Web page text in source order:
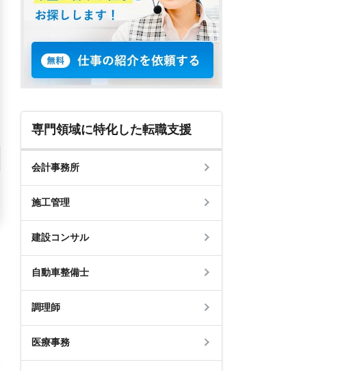
専門領域に特化した転職支援
会計事務所
施工管理
建設コンサル
自動車整備士
調理師
医療事務